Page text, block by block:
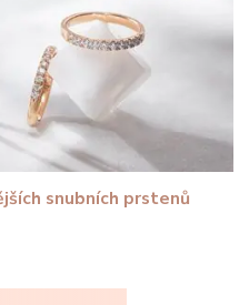
snubních prstenů